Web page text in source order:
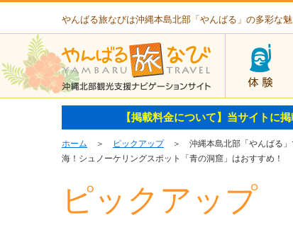
やんばる旅なびは沖縄本島北部「やんばる」の多彩な
【掲載料金について】当サイトに
ホーム ＞ ピックアップ＞ 沖縄本島北部「やんばる」
海！シュノーケリングスポット「青の洞窟」はおすすめ！
ピックアップ